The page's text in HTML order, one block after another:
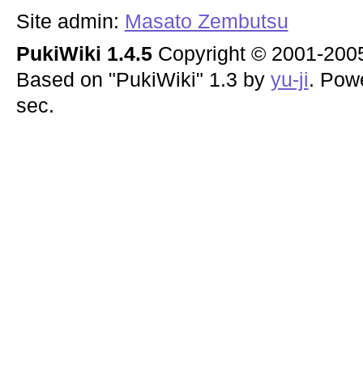
Site admin: Masato Zembutsu
PukiWiki 1.4.5Copyright © 2001-
Based on "PukiWiki" 1.3 by yu-ji.
sec.